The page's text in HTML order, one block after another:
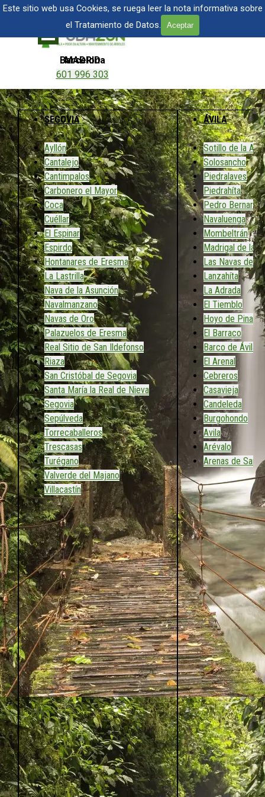
Este sitio web usa Cookies, se ruega leer la nota informativa sobre
el Tratamiento de Datos.
Aceptar
Vaya al ContenidoTALA Y PODA DE ÁRBOLES EN MADRID
Barcelona
601 996 303
MADRID
601 904 866
Saltar menú
SEGOVIA
Ayllón
Cantalejo
Cantimpalos
Carbonero el Mayor
Coca
Cuéllar
El Espinar
Espirdo
Hontanares de Eresma
La Lastrilla
Nava de la Asunción
Navalmanzano
Navas de Oro
Palazuelos de Eresma
Real Sitio de San Ildefonso
Riaza
San Cristóbal de Segovia
Santa María la Real de Nieva
Segovia
Sepúlveda
Torrecaballeros
Trescasas
Turégano
Valverde del Majano
Villacastín
ÁVILA
Sotillo de la
Solosancho
Piedralaves
Piedrahíta
Pedro Bernardo
Navaluenga
Mombeltrán
Madrigal de las
Las Navas del
Lanzahíta
La Adrada
El Tiemblo
Hoyo de Pinares
El Barraco
Barco de Ávila
El Arenal
Cebreros
Casavieja
Candeleda
Burgohondo
Avila
Arévalo
Arenas de San